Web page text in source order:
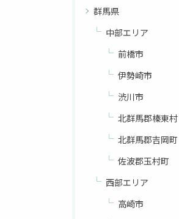
群馬県
中部エリア
前橋市
伊勢崎市
渋川市
北群馬郡榛東村
北群馬郡吉岡町
佐波郡玉村町
西部エリア
高崎市